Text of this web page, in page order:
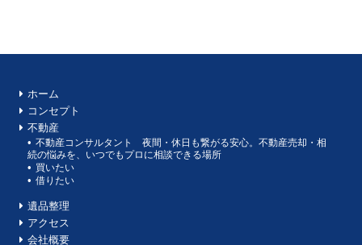
ホーム
コンセプト
不動産
不動産コンサルタント 夜間・休日も繋がる安心。不動産売却・相
続の悩みを、いつでもプロに相談できる場所
買いたい
借りたい
遺品整理
アクセス
会社概要